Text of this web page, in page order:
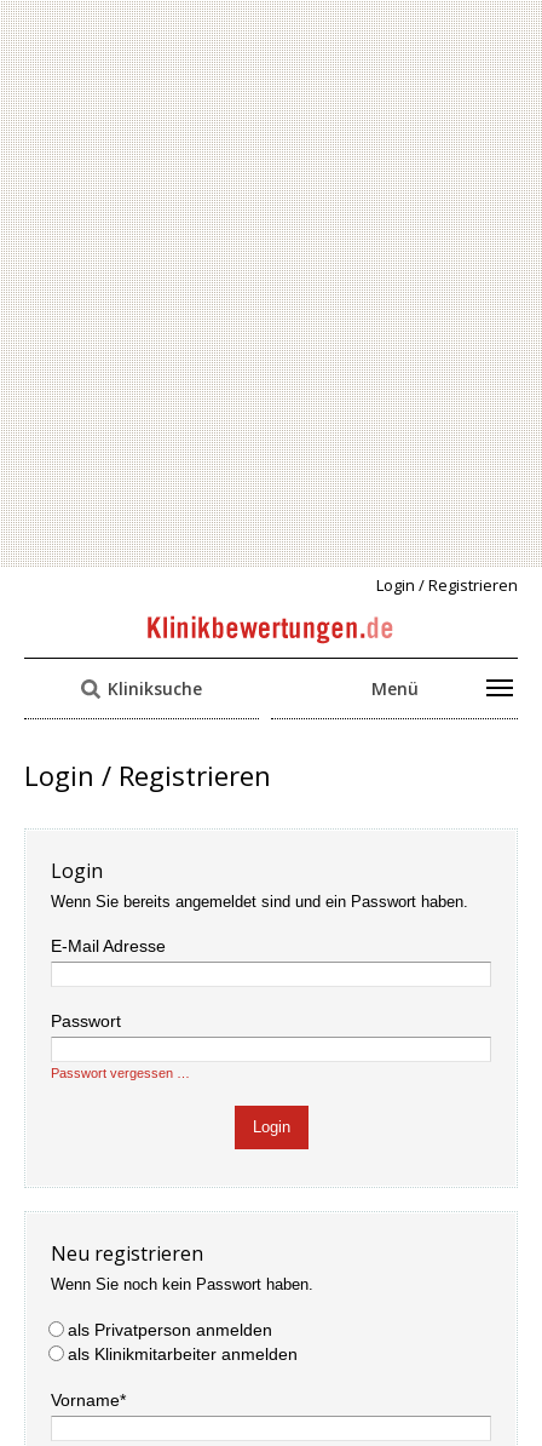
Login / Registrieren
Kliniksuche Menü
Login / Registrieren
Login
Wenn Sie bereits angemeldet sind und ein Passwort haben.
E-Mail Adresse
Passwort
Passwort vergessen …
Neu registrieren
Wenn Sie noch kein Passwort haben.
als Privatperson anmelden
als Klinikmitarbeiter anmelden
Vorname*